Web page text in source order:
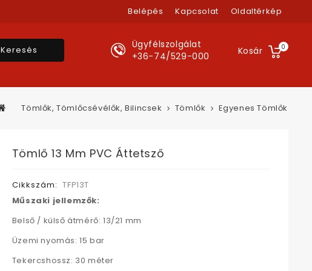
Belépés Kapcsolat Oldaltérkép
Kosár 0
Ügyfélszolgálat
+36-74/529-000
Keresés
Tömlők, Tömlőcsévélők, Bilincsek Tömlők Egyenes Tömlők
Tömlő 13 Mm PVC Áttetsző
Cikkszám: TFP13T
Műszaki jellemzők:
Belső / külső átmérő: 13/21 mm
Üzemi nyomás: 15 bar
Tekercshossz: 30 méter